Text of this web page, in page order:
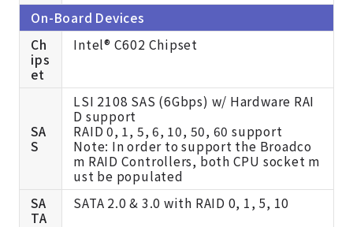
On-Board Devices
Ch
ips
et
Intel® C602 Chipset
SA
S
LSI 2108 SAS (6Gbps) w/ Hardware RAI
D support
RAID 0, 1, 5, 6, 10, 50, 60 support
Note: In order to support the Broadco
m RAID Controllers, both CPU socket m
ust be populated
SA
TA
SATA 2.0 & 3.0 with RAID 0, 1, 5, 10